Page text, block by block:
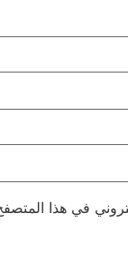
في هذا